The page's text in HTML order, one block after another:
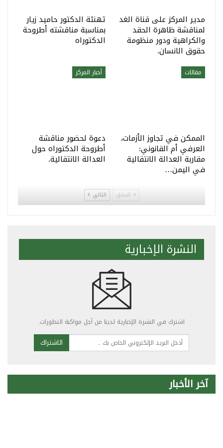
مدير المركز على قناة الغد
لمناقشة ظاهرة الحقد
والكراهية ودور منظومة
حقوق الانسان.
تهنئة الدكتور حاميد زيار
بمناسبة مناقشته أطروحة
الدكتوراه
مقالات
الممكن في تجاوز الأزمات،
العرفي أم القانوني:
مقاربة العدالة الانتقالية
في اليمن…
أخبار المركز
دعوة لحضور مناقشة
أطروحة الدكتوراه حول
العدالة الانتقالية.
السابق التالي
النشرة الإخبارية
اشترك في النشرة الإخبارية لدينا من أجل مواكبة التطورات.
الاشتراك
آخر الأخبار